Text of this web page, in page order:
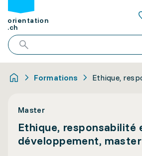
orientation
.ch
Formations Ethique,
Master
Ethique, responsabilité
développement,